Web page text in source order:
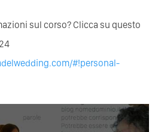
sul corso? Clicca su questo
#!personal-